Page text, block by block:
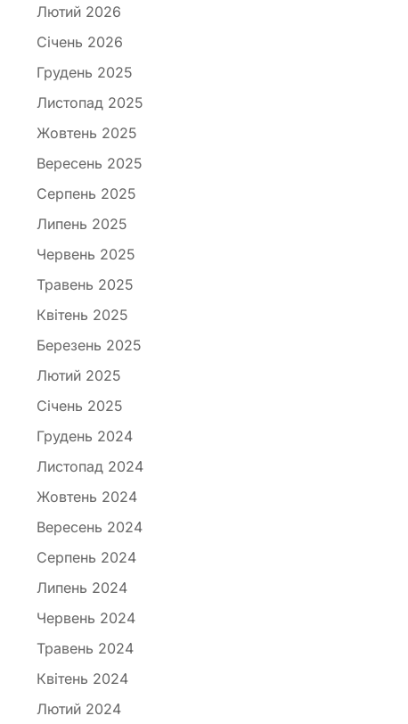
Лютий 2026
Січень 2026
Грудень 2025
Листопад 2025
Жовтень 2025
Вересень 2025
Серпень 2025
Липень 2025
Червень 2025
Травень 2025
Квітень 2025
Березень 2025
Лютий 2025
Січень 2025
Грудень 2024
Листопад 2024
Жовтень 2024
Вересень 2024
Серпень 2024
Липень 2024
Червень 2024
Травень 2024
Квітень 2024
Лютий 2024